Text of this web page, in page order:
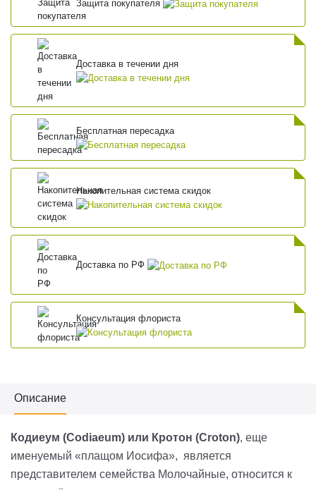
Защита покупателя
Доставка в течении дня
Бесплатная пересадка
Накопительная система скидок
Доставка по РФ
Консультация флориста
Описание
Кодиеум (Codiaeum) или Кротон (Croton), еще
именуемый «плащом Иосифа», является
представителем семейства Молочайные, относится к